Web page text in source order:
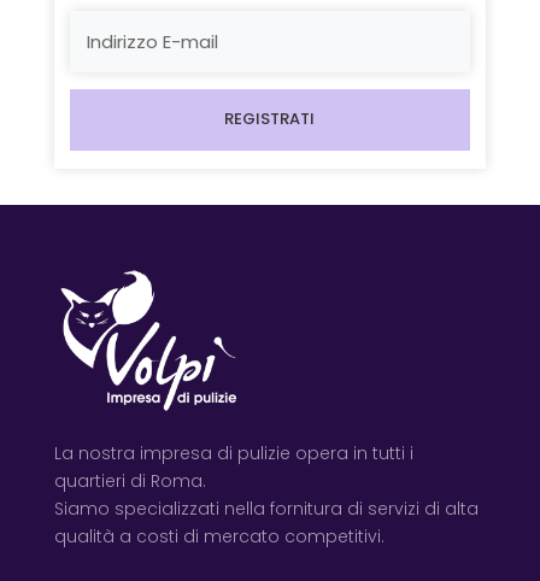
REGISTRATI
La nostra impresa di pulizie opera in tutti i
quartieri di Roma.
Siamo specializzati nella fornitura di servizi di alta
qualità a costi di mercato competitivi.